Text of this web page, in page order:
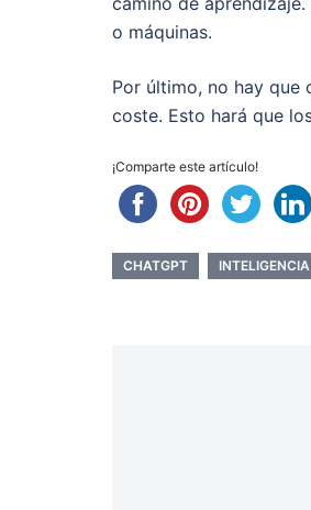
o máquinas.
Por último, no hay que
coste. Esto hará que
¡Comparte este artículo!
CHATGPT